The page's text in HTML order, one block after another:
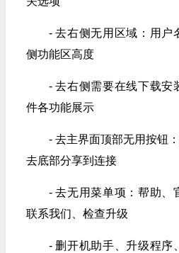
- 去右侧无用区域：用户
侧功能区高度
- 去右侧需要在线下载安
件各功能展示
- 去主界面顶部无用按钮
去底部分享到连接
- 去无用菜单项：帮助、
联系我们、检查升级
- 删开机助手、升级程序